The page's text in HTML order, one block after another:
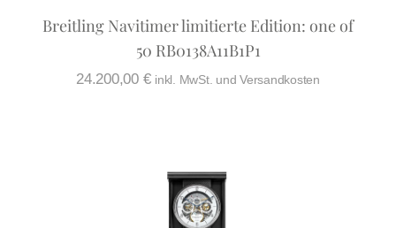
Breitling Navitimer limitierte Edition: one of
50 RB0138A11B1P1
24.200,00 € inkl. MwSt. und Versandkosten